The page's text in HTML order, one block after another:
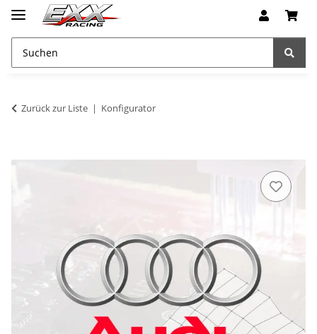
Zurück zur Liste Konfigurator